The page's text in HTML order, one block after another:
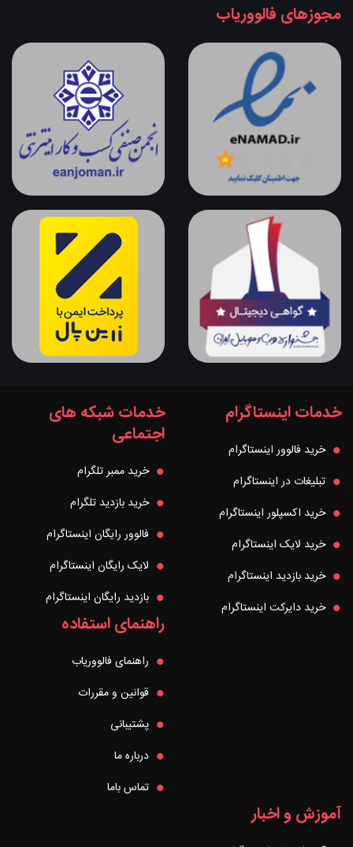
مجوزهای فالووریاب
خدمات اینستاگرام
خرید فالوور اینستاگرام
تبلیغات در اینستاگرام
خرید اکسپلور اینستاگرام
خرید لایک اینستاگرام
خرید بازدید اینستاگرام
خرید دایرکت اینستاگرام
خدمات شبکه های
اجتماعی
خرید ممبر تلگرام
خرید بازدید تلگرام
فالوور رایگان اینستاگرام
لایک رایگان اینستاگرام
بازدید رایگان اینستاگرام
راهنمای استفاده
راهنمای فالووریاب
قوانین و مقررات
پشتیبانی
درباره ما
تماس باما
آموزش و اخبار